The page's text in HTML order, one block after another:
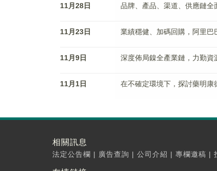
11月28日 品牌、產品、渠道、供應鏈
11月23日 業績穩健、加碼回購，阿里巴
11月9日 深度佈局鎳全產業鏈，力勤
11月1日 在不確定環境下，探討藥明
相關訊息
法定公告欄 | 廣告查詢 | 公司介紹 | 專欄邀稿 |